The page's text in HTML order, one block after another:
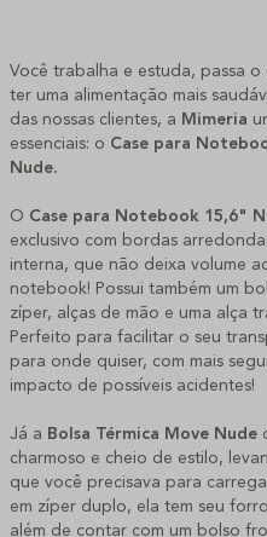
Você trabalha e estuda, passa
ter uma alimentação mais
das nossas clientes, a Mimeria
essenciais: o Case para
Nude.
O Case para Notebook 15,6"
exclusivo com bordas
interna, que não deixa volume
notebook! Possui também um
zíper, alças de mão e uma alça
Perfeito para facilitar o seu
para onde quiser, com mais
impacto de possíveis acidentes!
Já a Bolsa Térmica Move Nude
charmoso e cheio de estilo,
que você precisava para
em zíper duplo, ela tem seu
além de contar com um bolso